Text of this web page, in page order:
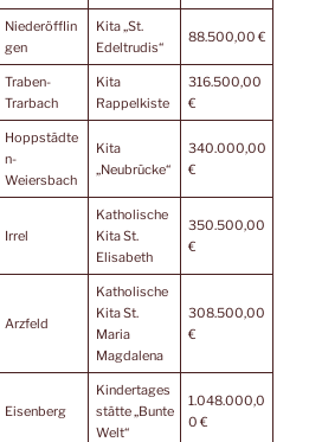
Niederöfflin
gen
Kita „St.
Edeltrudis“
88.500,00 €
Traben-
Trarbach
Kita
Rappelkiste
316.500,00
€
Hoppstädte
n-
Weiersbach
Kita
„Neubrücke“
340.000,00
€
Irrel
Katholische
Kita St.
Elisabeth
350.500,00
€
Arzfeld
Katholische
Kita St.
Maria
Magdalena
308.500,00
€
Eisenberg
Kindertages
stätte „Bunte
Welt“
1.048.000,0
0 €